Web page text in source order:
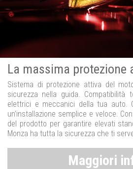
La massima protezione
Sistema di protezione attiva del
sicurezza nella guida.
elettrici e meccanici della tua auto.
un’installazione semplice e veloce.
del prodotto per garantire elevati
Monza ha tutta la sicurezza che ti
Maggiori